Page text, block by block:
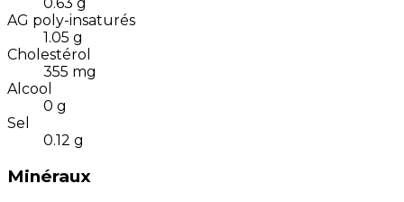
AG poly-insaturés
1.05 g
Cholestérol
355 mg
Alcool
0 g
Sel
0.12 g
Minéraux